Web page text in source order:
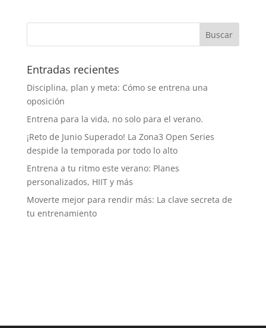
Entradas recientes
Disciplina, plan y meta: Cómo se entrena una
oposición
Entrena para la vida, no solo para el verano.
¡Reto de Junio Superado! La Zona3 Open Series
despide la temporada por todo lo alto
Entrena a tu ritmo este verano: Planes
personalizados, HIIT y más
Moverte mejor para rendir más: La clave secreta de
tu entrenamiento